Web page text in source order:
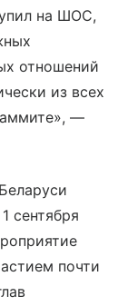
на ШОС,
отношений
из всех
—
сентября
почти